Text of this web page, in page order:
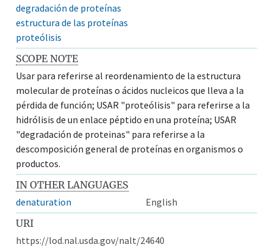
degradación de proteínas
estructura de las proteínas
proteólisis
SCOPE NOTE
Usar para referirse al reordenamiento de la estructura
molecular de proteínas o ácidos nucleicos que lleva a la
pérdida de función; USAR "proteólisis" para referirse a la
hidrólisis de un enlace péptido en una proteína; USAR
"degradación de proteinas" para referirse a la
descomposición general de proteínas en organismos o
productos.
IN OTHER LANGUAGES
denaturation
English
URI
https://lod.nal.usda.gov/nalt/24640